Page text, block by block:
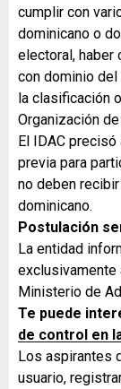
cumplir con
dominicano o
electoral, haber
con dominio
la clasificación
Organización
El IDAC
previa para
no deben
dominicano.
Postulación
La entidad
exclusivamente
Ministerio de
Te puede
de control en
Los aspirantes
usuario,